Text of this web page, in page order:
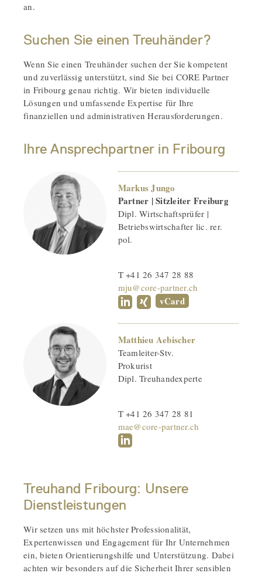
an.
Suchen Sie einen Treuhänder?
Wenn Sie einen Treuhänder suchen der Sie kompetent
und zuverlässig unterstützt, sind Sie bei CORE Partner
in Fribourg genau richtig. Wir bieten individuelle
Lösungen und umfassende Expertise für Ihre
finanziellen und administrativen Herausforderungen.
Ihre Ansprechpartner in Fribourg
Markus Jungo
Partner | Sitzleiter Freiburg
Dipl. Wirtschaftsprüfer |
Betriebswirtschafter lic. rer.
pol.
T +41 26 347 28 88
mju@core-partner.ch
vCard
Matthieu Aebischer
Teamleiter-Stv.
Prokurist
Dipl. Treuhandexperte
T +41 26 347 28 81
mae@core-partner.ch
Treuhand Fribourg: Unsere
Dienstleistungen
Wir setzen uns mit höchster Professionalität,
Expertenwissen und Engagement für Ihr Unternehmen
ein, bieten Orientierungshilfe und Unterstützung. Dabei
achten wir besonders auf die Sicherheit Ihrer sensiblen